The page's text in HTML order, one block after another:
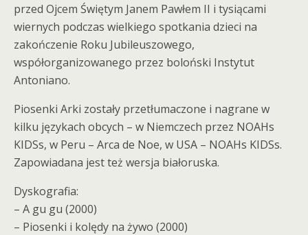
przed Ojcem Świętym Janem Pawłem II i tysiącami
wiernych podczas wielkiego spotkania dzieci na
zakończenie Roku Jubileuszowego,
współorganizowanego przez boloński Instytut
Antoniano.
Piosenki Arki zostały przetłumaczone i nagrane w
kilku językach obcych – w Niemczech przez NOAHs
KIDSs, w Peru – Arca de Noe, w USA – NOAHs KIDSs.
Zapowiadana jest też wersja białoruska.
Dyskografia:
– A gu gu (2000)
– Piosenki i kolędy na żywo (2000)